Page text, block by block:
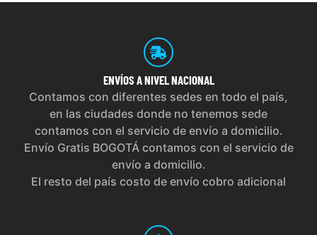
ENVÍOS A NIVEL NACIONAL
Contamos con diferentes sedes en todo el país,
en las ciudades donde no tenemos sede
contamos con el servicio de envío a domicilio.
Envío Gratis BOGOTÁ contamos con el servicio de
envío a domicilio.
El resto del país costo de envío cobro adicional